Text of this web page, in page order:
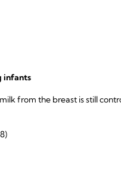
infants
from the breast is still